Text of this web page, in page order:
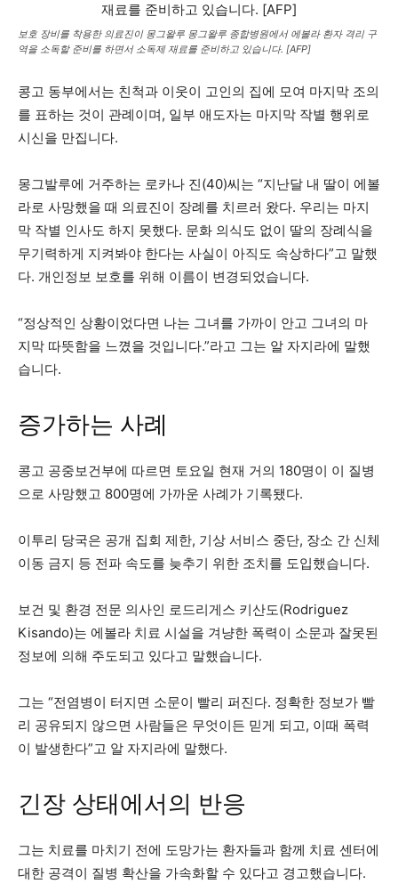
보호 장비를 착용한 의료진이 몽그왈루 몽그왈루 종합병원에서 에볼라 환자 격리 구
역을 소독할 준비를 하면서 소독제 재료를 준비하고 있습니다. [AFP]
콩고 동부에서는 친척과 이웃이 고인의 집에 모여 마지막 조의
를 표하는 것이 관례이며, 일부 애도자는 마지막 작별 행위로
시신을 만집니다.
몽그발루에 거주하는 로카나 진(40)씨는 “지난달 내 딸이 에볼
라로 사망했을 때 의료진이 장례를 치르러 왔다. 우리는 마지
막 작별 인사도 하지 못했다. 문화 의식도 없이 딸의 장례식을
무기력하게 지켜봐야 한다는 사실이 아직도 속상하다”고 말했
다. 개인정보 보호를 위해 이름이 변경되었습니다.
“정상적인 상황이었다면 나는 그녀를 가까이 안고 그녀의 마
지막 따뜻함을 느꼈을 것입니다.”라고 그는 알 자지라에 말했
습니다.
증가하는 사례
콩고 공중보건부에 따르면 토요일 현재 거의 180명이 이 질병
으로 사망했고 800명에 가까운 사례가 기록됐다.
이투리 당국은 공개 집회 제한, 기상 서비스 중단, 장소 간 신체
이동 금지 등 전파 속도를 늦추기 위한 조치를 도입했습니다.
보건 및 환경 전문 의사인 로드리게스 키산도(Rodriguez
Kisando)는 에볼라 치료 시설을 겨냥한 폭력이 소문과 잘못된
정보에 의해 주도되고 있다고 말했습니다.
그는 “전염병이 터지면 소문이 빨리 퍼진다. 정확한 정보가 빨
리 공유되지 않으면 사람들은 무엇이든 믿게 되고, 이때 폭력
이 발생한다”고 알 자지라에 말했다.
긴장 상태에서의 반응
그는 치료를 마치기 전에 도망가는 환자들과 함께 치료 센터에
대한 공격이 질병 확산을 가속화할 수 있다고 경고했습니다.